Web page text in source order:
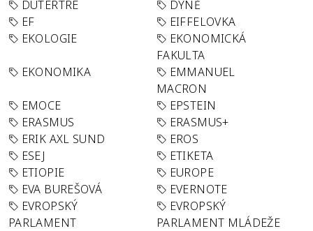
DUTERTRE
DÝNĚ
EF
EIFFELOVKA
EKOLOGIE
EKONOMICKÁ
FAKULTA
EKONOMIKA
EMMANUEL
MACRON
EMOCE
EPSTEIN
ERASMUS
ERASMUS+
ERIK AXL SUND
EROS
ESEJ
ETIKETA
ETIOPIE
EUROPE
EVA BUREŠOVÁ
EVERNOTE
EVROPSKÝ
PARLAMENT
EVROPSKÝ
PARLAMENT MLÁDEŽE